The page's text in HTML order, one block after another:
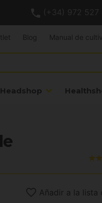
(+34) 972 527
Headshop
Blog Manual de
Añadir a la lista